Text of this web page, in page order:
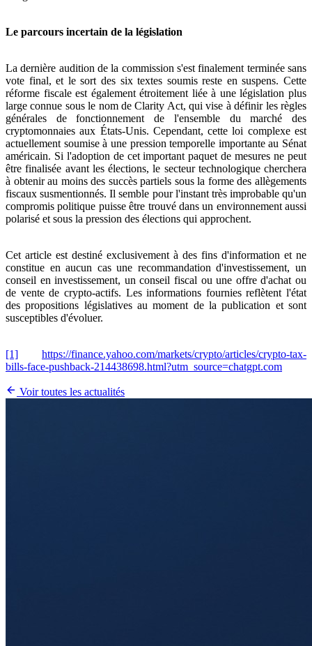
Le parcours incertain de la législation
La dernière audition de la commission s'est finalement terminée sans
vote final, et le sort des six textes soumis reste en suspens. Cette
réforme fiscale est également étroitement liée à une législation plus
large connue sous le nom de Clarity Act, qui vise à définir les règles
générales de fonctionnement de l'ensemble du marché des
cryptomonnaies aux États-Unis. Cependant, cette loi complexe est
actuellement soumise à une pression temporelle importante au Sénat
américain. Si l'adoption de cet important paquet de mesures ne peut
être finalisée avant les élections, le secteur technologique cherchera
à obtenir au moins des succès partiels sous la forme des allègements
fiscaux susmentionnés. Il semble pour l'instant très improbable qu'un
compromis politique puisse être trouvé dans un environnement aussi
polarisé et sous la pression des élections qui approchent.
Cet article est destiné exclusivement à des fins d'information et ne
constitue en aucun cas une recommandation d'investissement, un
conseil en investissement, un conseil fiscal ou une offre d'achat ou
de vente de crypto-actifs. Les informations fournies reflètent l'état
des propositions législatives au moment de la publication et sont
susceptibles d'évoluer.
[1]
https://finance.yahoo.com/markets/crypto/articles/crypto-tax-
bills-face-pushback-214438698.html?utm_source=chatgpt.com
Voir toutes les actualités